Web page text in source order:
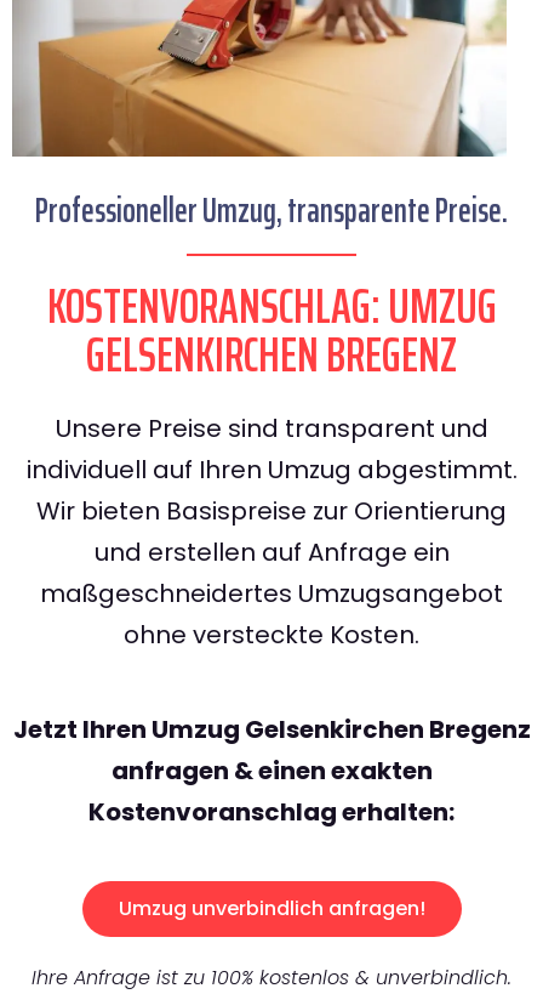
Professioneller Umzug, transparente Preise.
KOSTENVORANSCHLAG: UMZUG
GELSENKIRCHEN BREGENZ
Unsere Preise sind transparent und
individuell auf Ihren Umzug abgestimmt.
Wir bieten Basispreise zur Orientierung
und erstellen auf Anfrage ein
maßgeschneidertes Umzugsangebot
ohne versteckte Kosten.
Jetzt Ihren Umzug Gelsenkirchen Bregenz
anfragen & einen exakten
Kostenvoranschlag erhalten:
Umzug unverbindlich anfragen!
Ihre Anfrage ist zu 100% kostenlos & unverbindlich.